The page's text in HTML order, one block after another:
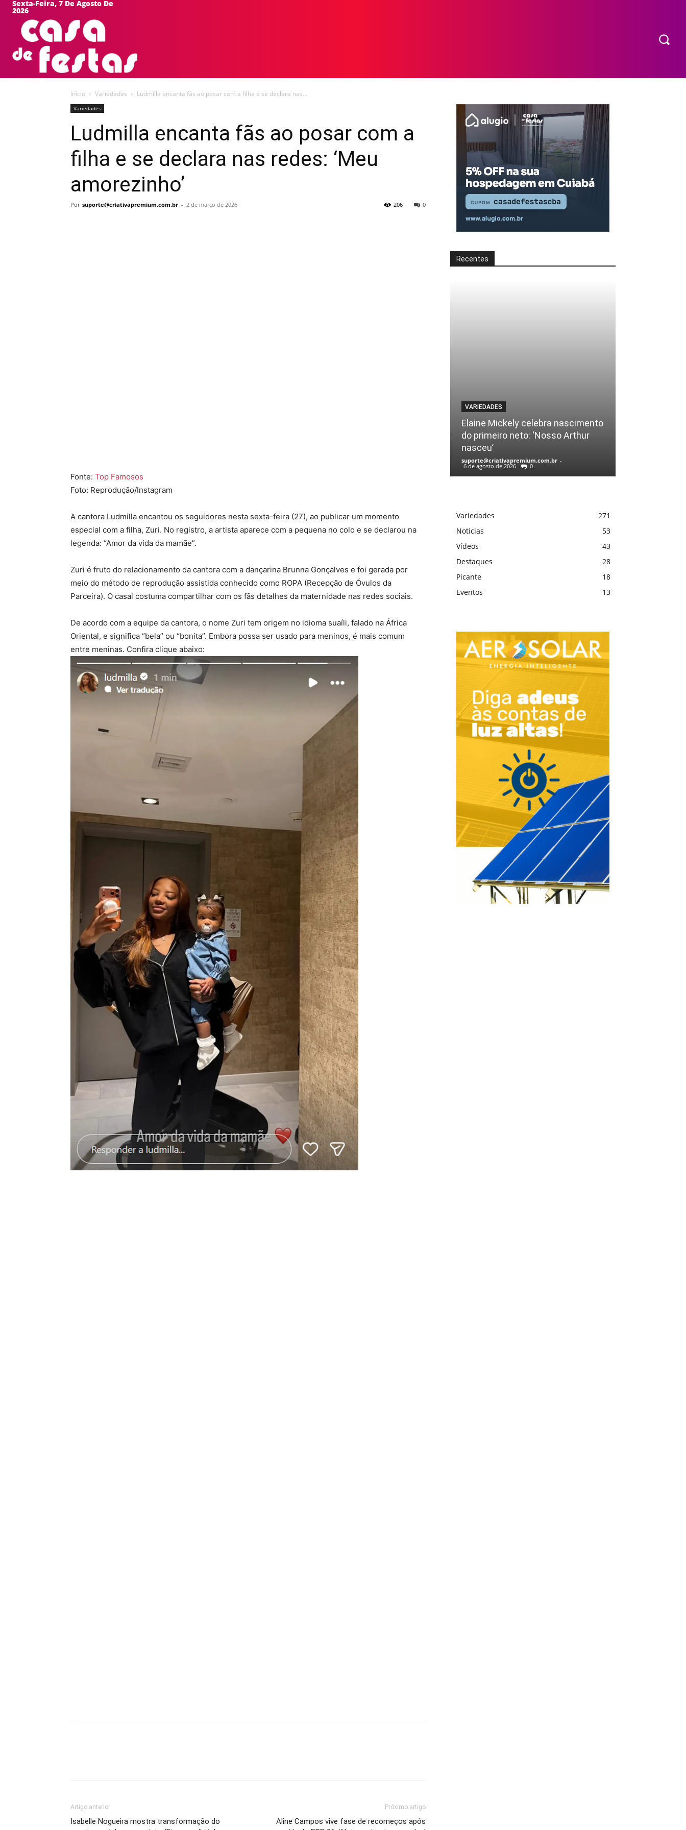
Sexta-Feira, 7 De Agosto De
2026
Início Variedades Ludmilla encanta fãs ao posar com a filha e se declara nas...
Variedades
Ludmilla encanta fãs ao posar com a
filha e se declara nas redes: ‘Meu
amorezinho’
Por suporte@criativapremium.com.br - 2 de março de 2026 0
206
Fonte: Top Famosos
Foto: Reprodução/Instagram
A cantora Ludmilla encantou os seguidores nesta sexta-feira (27), ao publicar um momento
especial com a filha, Zuri. No registro, a artista aparece com a pequena no colo e se declarou na
legenda: “Amor da vida da mamãe”.
Zuri é fruto do relacionamento da cantora com a dançarina Brunna Gonçalves e foi gerada por
meio do método de reprodução assistida conhecido como ROPA (Recepção de Óvulos da
Parceira). O casal costuma compartilhar com os fãs detalhes da maternidade nas redes sociais.
De acordo com a equipe da cantora, o nome Zuri tem origem no idioma suaíli, falado na África
Oriental, e significa “bela” ou “bonita”. Embora possa ser usado para meninos, é mais comum
entre meninas. Confira clique abaixo:
Artigo anterior
Isabelle Nogueira mostra transformação do
Próximo artigo
Aline Campos vive fase de recomeços após
Recentes
VARIEDADES
Elaine Mickely celebra nascimento
do primeiro neto: ‘Nosso Arthur
nasceu’
suporte@criativapremium.com.br -
6 de agosto de 2026 0
Variedades
271
Noticias
53
Vídeos
43
Destaques
28
Picante
18
Eventos
13